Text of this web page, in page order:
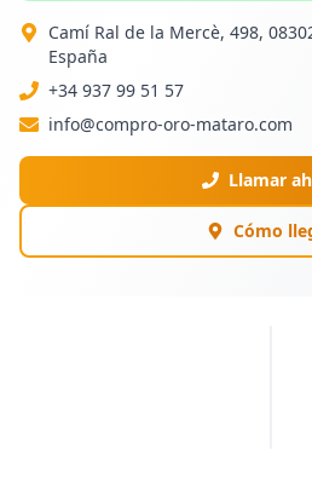
Camí Ral de la Mercè, 498,
España
+34 937 99 51 57
info@compro-oro-mataro.com
Llamar
Cómo